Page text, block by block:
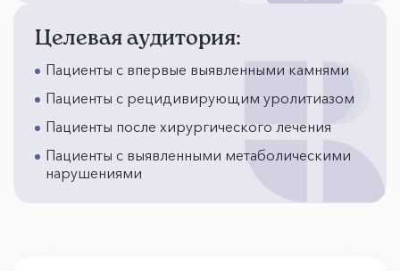
Целевая аудитория:
Пациенты с впервые выявленными камнями
Пациенты с рецидивирующим уролитиазом
Пациенты после хирургического лечения
Пациенты с выявленными метаболическими
нарушениями